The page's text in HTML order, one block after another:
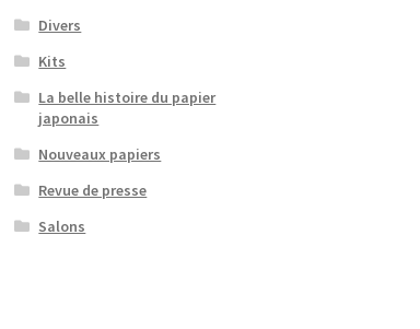
Divers
Kits
La belle histoire du papier
japonais
Nouveaux papiers
Revue de presse
Salons